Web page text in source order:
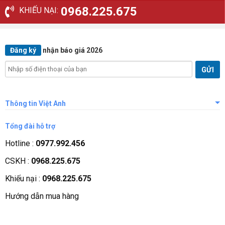
KHIẾU NẠI: 0968.225.675
Đăng ký nhận báo giá 2026
Thông tin Việt Anh
Giới thiệu công ty
Tầm nhìn sứ mệnh
Quá trình phát triển
Các chứng nhận
Liên hệ, góp ý
Tổng đài hỗ trợ
Hotline : 0977.992.456
CSKH : 0968.225.675
Khiếu nại : 0968.225.675
Hướng dẫn mua hàng